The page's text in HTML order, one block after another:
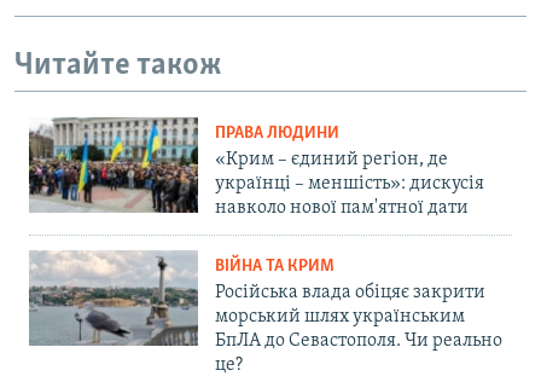
Читайте також
ПРАВА ЛЮДИНИ
«Крим – єдиний регіон, де
українці – меншість»: дискусія
навколо нової пам'ятної дати
ВІЙНА ТА КРИМ
Російська влада обіцяє закрити
морський шлях українським
БпЛА до Севастополя. Чи реально
це?